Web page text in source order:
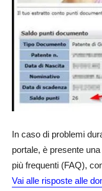
In caso di problemi
portale, è presente
più frequenti (FAQ),
Vai alle risposte alle